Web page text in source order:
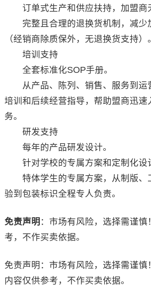
订单式生产和供应扶持，加盟商
完整且合理的退换货机制，减少
（经销商除质保外，无退换货支持）。
培训支持
全套标准化SOP手册。
从产品、陈列、销售、服务到运
培训和后续经营指导，帮助盟商迅速
务。
研发支持
每年的产品研发设计。
针对学校的专属方案和定制化设
特体学生的专属方案，从制版、
验到包装标识全程专人负责。
免责声明 ：市场有风险，选择需谨慎
考，不作买卖依据。
免责声明：市场有风险，选择需谨慎
内容仅供参考，不作买卖依据。